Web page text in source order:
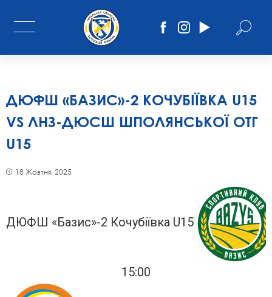
ДЮФШ «БАЗИС»-2 КОЧУБІЇВКА U15
VS ЛНЗ-ДЮСШ ШПОЛЯНСЬКОЇ ОТГ
U15
18 Жовтня, 2025
ДЮФШ «Базис»-2 Кочубіївка U15
15:00